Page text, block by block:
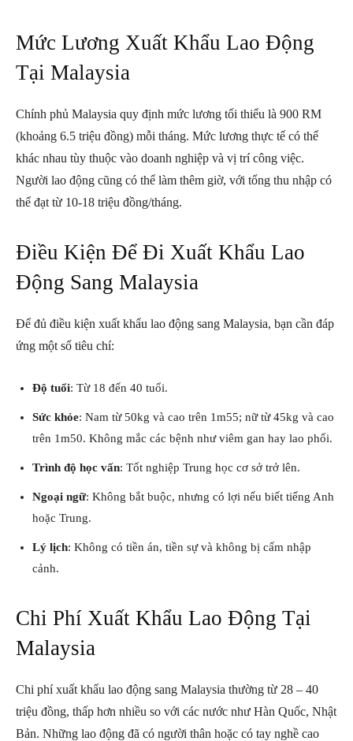
Mức Lương Xuất Khẩu Lao Động
Tại Malaysia
Chính phủ Malaysia quy định mức lương tối thiểu là 900 RM
(khoảng 6.5 triệu đồng) mỗi tháng. Mức lương thực tế có thể
khác nhau tùy thuộc vào doanh nghiệp và vị trí công việc.
Người lao động cũng có thể làm thêm giờ, với tổng thu nhập có
thể đạt từ 10-18 triệu đồng/tháng.
Điều Kiện Để Đi Xuất Khẩu Lao
Động Sang Malaysia
Để đủ điều kiện xuất khẩu lao động sang Malaysia, bạn cần đáp
ứng một số tiêu chí:
Độ tuổi: Từ 18 đến 40 tuổi.
Sức khỏe: Nam từ 50kg và cao trên 1m55; nữ từ 45kg và cao
trên 1m50. Không mắc các bệnh như viêm gan hay lao phổi.
Trình độ học vấn: Tốt nghiệp Trung học cơ sở trở lên.
Ngoại ngữ: Không bắt buộc, nhưng có lợi nếu biết tiếng Anh
hoặc Trung.
Lý lịch: Không có tiền án, tiền sự và không bị cấm nhập
cảnh.
Chi Phí Xuất Khẩu Lao Động Tại
Malaysia
Chi phí xuất khẩu lao động sang Malaysia thường từ 28 – 40
triệu đồng, thấp hơn nhiều so với các nước như Hàn Quốc, Nhật
Bản. Những lao động đã có người thân hoặc có tay nghề cao